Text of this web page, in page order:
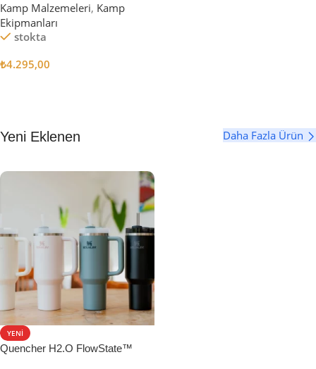
Kamp Malzemeleri, Kamp
Ekipmanları
stokta
₺4.295,00
Yeni Eklenen Daha Fazla Ürün
YENI
Quencher H2.O FlowState™